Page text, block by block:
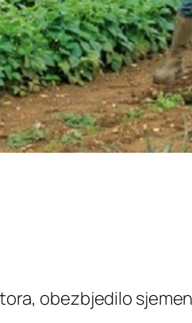
obezbjedilo